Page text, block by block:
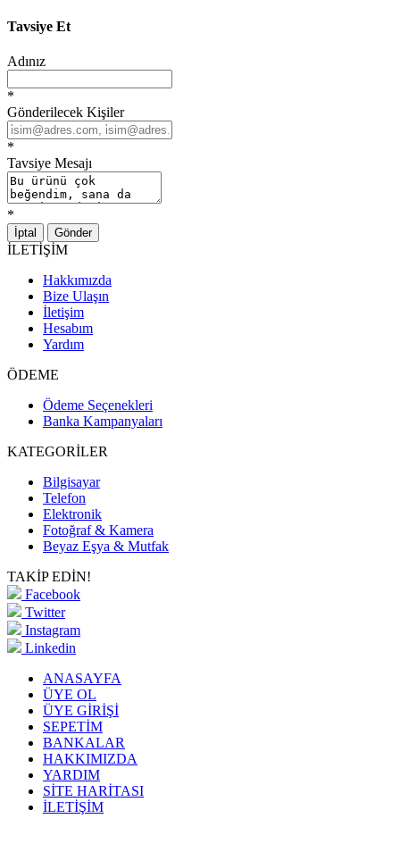
Tavsiye Et
Adınız
*
Gönderilecek Kişiler
*
Tavsiye Mesajı
*
İptal Gönder
İLETİŞİM
Hakkımızda
Bize Ulaşın
İletişim
Hesabım
Yardım
ÖDEME
Ödeme Seçenekleri
Banka Kampanyaları
KATEGORİLER
Bilgisayar
Telefon
Elektronik
Fotoğraf & Kamera
Beyaz Eşya & Mutfak
TAKİP EDİN!
Facebook
Twitter
Instagram
Linkedin
ANASAYFA
ÜYE OL
ÜYE GİRİŞİ
SEPETİM
BANKALAR
HAKKIMIZDA
YARDIM
SİTE HARİTASI
İLETİŞİM